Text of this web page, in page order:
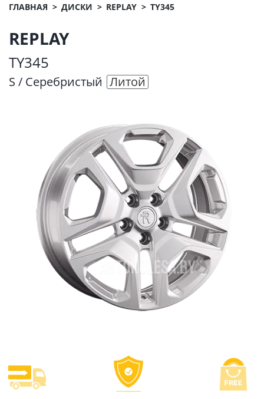
ГЛАВНАЯ ДИСКИ REPLAY TY345
REPLAY
TY345
S / Серебристый Литой